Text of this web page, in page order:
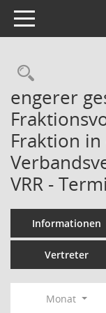
Toggle navigation
engerer
Fraktion
VRR -
Informationen
Vertreter
Monat